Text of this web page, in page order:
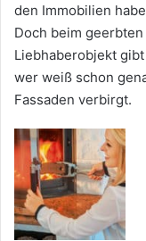
den Immobilien
Doch beim
Liebhaberobjekt
wer weiß schon
Fassaden verbirgt.